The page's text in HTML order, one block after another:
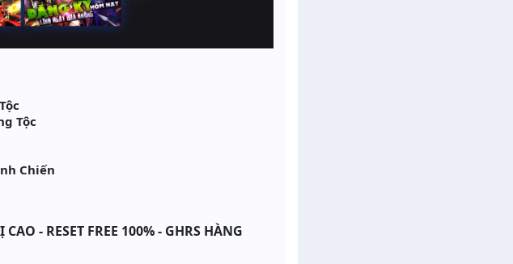
Tộc
Chiến
- RESET FREE 100% - GHRS HÀNG